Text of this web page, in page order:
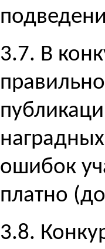
3.7. В
ошибок
платно
3.8.